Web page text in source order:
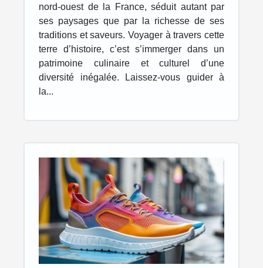
nord-ouest de la France, séduit autant par
ses paysages que par la richesse de ses
traditions et saveurs. Voyager à travers cette
terre d’histoire, c’est s’immerger dans un
patrimoine culinaire et culturel d’une
diversité inégalée. Laissez-vous guider à
la...